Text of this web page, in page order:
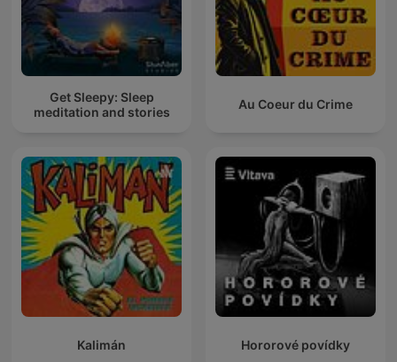
Get Sleepy: Sleep
meditation and stories
Au Coeur du Crime
Kalimán Hororové povídky